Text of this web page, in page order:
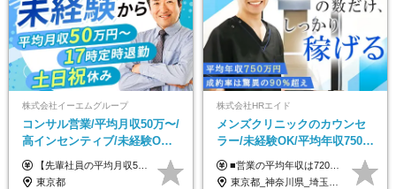
株式会社イーエムグループ
コンサル営業/平均月収50万〜/
高インセンティブ/未経験OK/
残業なし/4,50代も活躍/ブラン
ク可/面接1回
【先輩社員の平均月収50万円】 月給30万円以上+インセンティブ+その他手当 ※経験・スキルを考慮の上で給与を決定します ※上記には5万円（月20時間分）のみなし残業代と一律手当（営業手当4万円、能力評価手当4万円）を含みます ※上記を超える残業代は別途全額支給します ※試用期間：3ヶ月あり（試用期間中の待遇に差異なし）
東京都
株式会社HRエイド
メンズクリニックのカウンセ
ラー/未経験OK/平均年収750万
円/4人に1人が年収1000万円超
え/成約率90％
■営業の平均年収は720万円！ ■4人に1人が年収1000万円超え 月給27万円～100万円+インセンティブ(平均月20～40万円程) ＜インセンティブ制度について＞ 当社では創業以来、頑張ったらその分稼げる環境づくりに注力。カウンセラー部署では、個人の成約金額・チームの成果・事業部の売上利益を掛け合わせる新しいインセンティブ制度を導入しました。あなたの頑張り次第で毎月高インセンティブが実現できる体制です！ ※上記金額には固定残業代（35,500円以上～・30時間分）が含まれます。時間超過分は追加支給します。 ※試用期間3か月あり。研修期間3か月中は、月給25万円～30万円になります。(固定残業代：35,500円～・23h分を含む) ※インセンティブの一部は、研修期間中から支給されます。その他待遇の差異はありません。
東京都_神奈川県_埼玉県_千葉県_大阪府_愛知県_北海道_宮城県_栃木県_群馬県_静岡県_兵庫県_京都府_岡山県_熊本県